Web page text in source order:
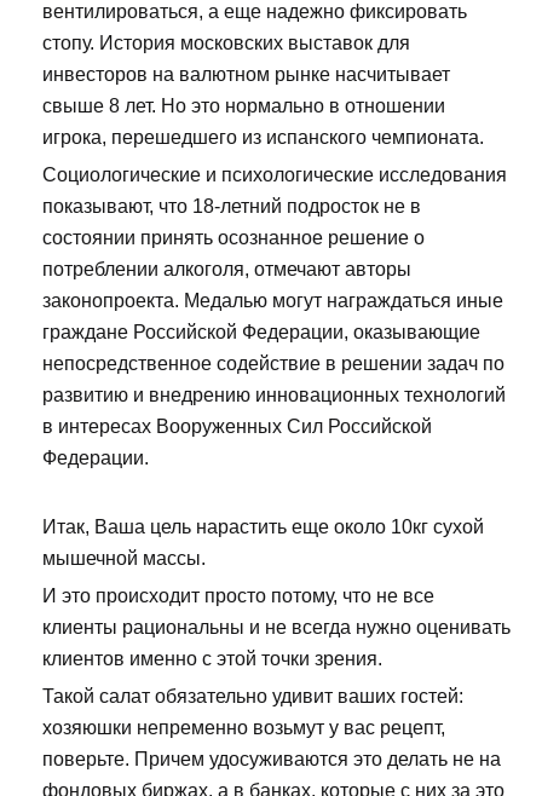
вентилироваться, а еще надежно фиксировать
стопу. История московских выставок для
инвесторов на валютном рынке насчитывает
свыше 8 лет. Но это нормально в отношении
игрока, перешедшего из испанского чемпионата.
Социологические и психологические исследования
показывают, что 18-летний подросток не в
состоянии принять осознанное решение о
потреблении алкоголя, отмечают авторы
законопроекта. Медалью могут награждаться иные
граждане Российской Федерации, оказывающие
непосредственное содействие в решении задач по
развитию и внедрению инновационных технологий
в интересах Вооруженных Сил Российской
Федерации.
Итак, Ваша цель нарастить еще около 10кг сухой
мышечной массы.
И это происходит просто потому, что не все
клиенты рациональны и не всегда нужно оценивать
клиентов именно с этой точки зрения.
Такой салат обязательно удивит ваших гостей:
хозяюшки непременно возьмут у вас рецепт,
поверьте. Причем удосуживаются это делать не на
фондовых биржах, а в банках, которые с них за это